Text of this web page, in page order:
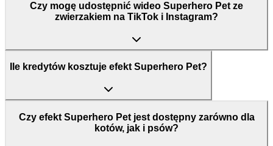
Czy mogę udostępnić wideo Superhero Pet ze
zwierzakiem na TikTok i Instagram?
Ile kredytów kosztuje efekt Superhero Pet?
Czy efekt Superhero Pet jest dostępny zarówno dla
kotów, jak i psów?